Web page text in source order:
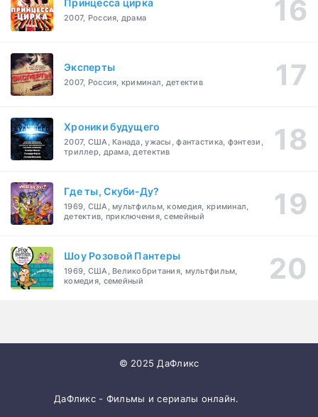
Принцесса цирка
2007, Россия, драма
Эксперты
2007, Россия, криминал, детектив
Хроники будущего
2007, США, Канада, ужасы, фантастика, фэнтези,
триллер, драма, детектив
Где ты, Скуби-Ду?
1969, США, мультфильм, комедия, криминал,
детектив, приключения, семейный
Шоу Розовой Пантеры
1969, США, Великобритания, мультфильм,
комедия, семейный
© 2025 ДаФликс
ДаФликс - Фильмы и сериалы онлайн.